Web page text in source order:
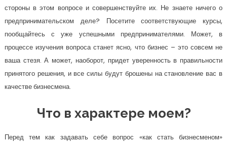
стороны в этом вопросе и совершенствуйте их. Не знаете ничего о
предпринимательском деле? Посетите соответствующие курсы,
пообщайтесь с уже успешными предпринимателями. Может, в
процессе изучения вопроса станет ясно, что бизнес – это совсем не
ваша стезя. А может, наоборот, придет уверенность в правильности
принятого решения, и все силы будут брошены на становление вас в
качестве бизнесмена.
Что в характере моем?
Перед тем как задавать себе вопрос «как стать бизнесменом»